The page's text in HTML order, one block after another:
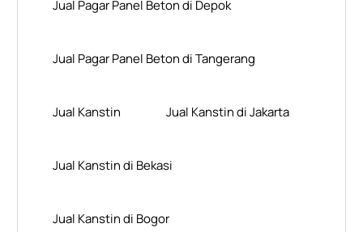
Jual Pagar Panel Beton di Depok
Jual Pagar Panel Beton di Tangerang
Jual Kanstin Jual Kanstin di Jakarta
Jual Kanstin di Bekasi
Jual Kanstin di Bogor